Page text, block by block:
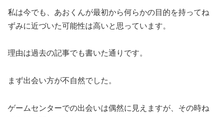
私は今でも、あおくんが最初から何らかの目的を持ってね
ずみに近づいた可能性は高いと思っています。
理由は過去の記事でも書いた通りです。
まず出会い方が不自然でした。
ゲームセンターでの出会いは偶然に見えますが、その時ね